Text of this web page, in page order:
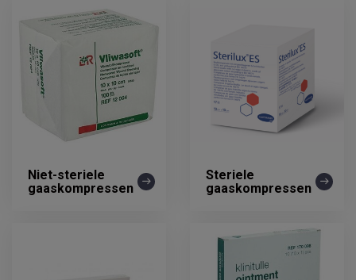
Niet-steriele
gaaskompressen
Steriele
gaaskompressen